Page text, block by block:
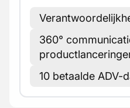
360°
10 betaalde ADV-